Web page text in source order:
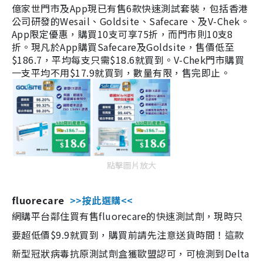
億家世門市及App現已有售6款快速測試套裝，包括香港
公司研發的Wesail、Goldsite、Safecare、及V-Chek。
App限定優惠，購買10支可享75折，而門市則10支8
折。現凡於App購買Safecare及Goldsite，售價低至
$186.7，平均每支只需$18.6就買到。V-Chek門市購買
一支平均不用$17.9就買到，數量有限，售完即止。
點擊圖片放大
fluorecare >>按此選購<<
網購平台鄰住買有售fluorecare的快速測試劑，現時只
要超低價$9.9就買到，購買前請先注意送貨時間！這款
新型冠狀病毒抗原測試劑盒獲歐盟認可，可檢測到Delta